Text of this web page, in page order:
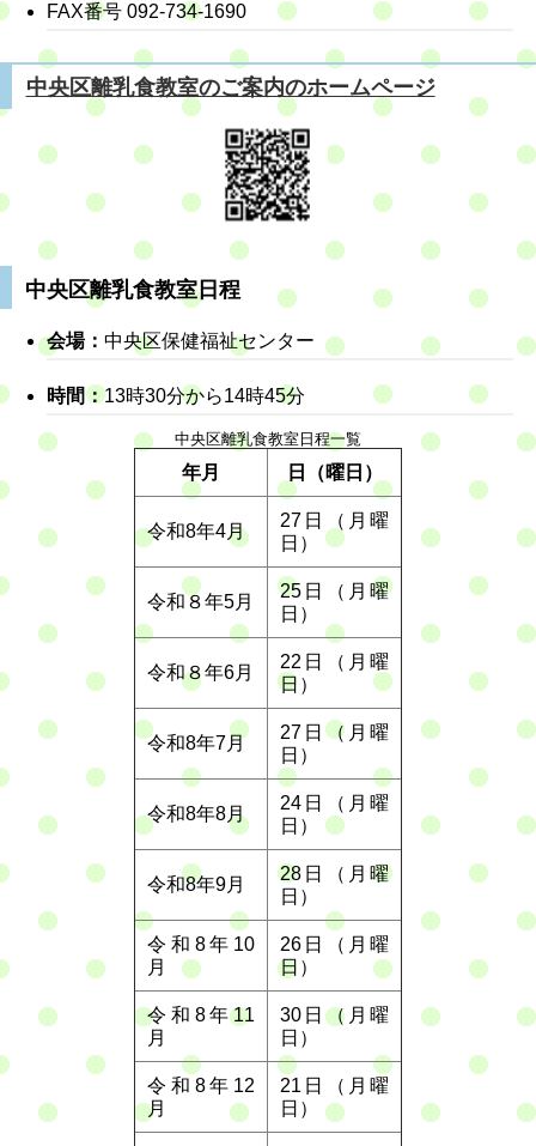
FAX番号 092-734-1690
中央区離乳食教室のご案内のホームページ
中央区離乳食教室日程
会場：中央区保健福祉センター
時間：13時30分から14時45分
中央区離乳食教室日程一覧
年月 日（曜日）
令和8年4月
27日（月曜
日）
令和８年5月
25日（月曜
日）
令和８年6月
22日（月曜
日）
令和8年7月
27日（月曜
日）
令和8年8月
24日（月曜
日）
令和8年9月
28日（月曜
日）
令和8年10
月
26日（月曜
日）
令和8年11
月
30日（月曜
日）
令和8年12
月
21日（月曜
日）